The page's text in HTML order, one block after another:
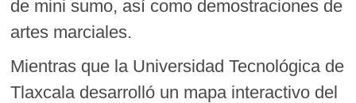
de mini sumo, así como demostraciones de
artes marciales.
Mientras que la Universidad Tecnológica de
Tlaxcala desarrolló un mapa interactivo del